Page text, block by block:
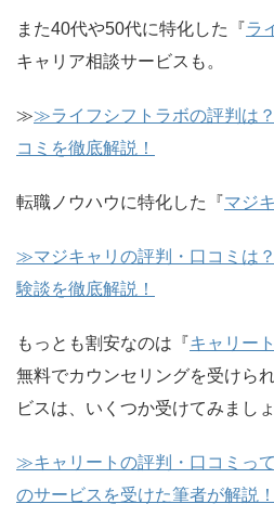
また40代や50代に特化した『ラ
キャリア相談サービスも。
≫≫ライフシフトラボの評判は
コミを徹底解説！
転職ノウハウに特化した『マジ
≫マジキャリの評判・口コミは
験談を徹底解説！
もっとも割安なのは『キャリート
無料でカウンセリングを受けら
ビスは、いくつか受けてみましょ
≫キャリートの評判・口コミっ
のサービスを受けた筆者が解説！